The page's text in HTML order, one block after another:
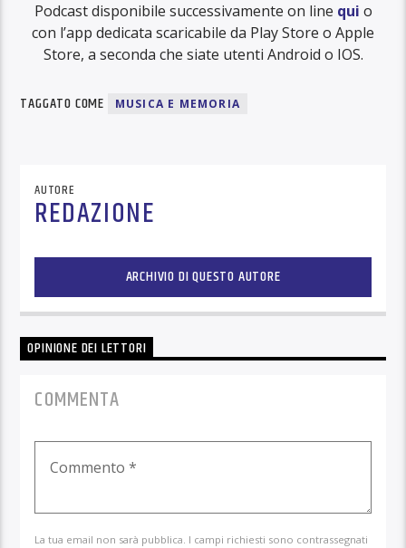
Podcast disponibile successivamente on line qui o
con l’app dedicata scaricabile da Play Store o Apple
Store, a seconda che siate utenti Android o IOS.
TAGGATO COME MUSICA E MEMORIA
AUTORE
REDAZIONE
ARCHIVIO DI QUESTO AUTORE
OPINIONE DEI LETTORI
COMMENTA
La tua email non sarà pubblica. I campi richiesti sono contrassegnati